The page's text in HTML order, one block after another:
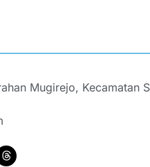
Mugirejo, Kecamatan